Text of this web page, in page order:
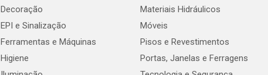
Decoração
EPI e Sinalização
Ferramentas e Máquinas
Higiene
Materiais Hidráulicos
Móveis
Pisos e Revestimentos
Portas, Janelas e Ferragens